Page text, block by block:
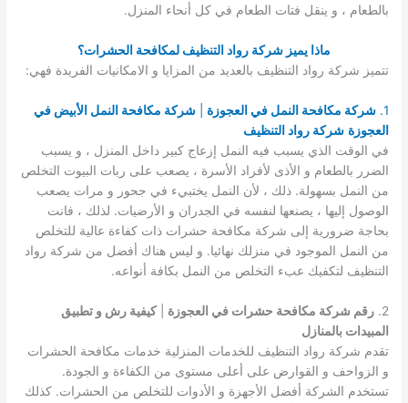
بالطعام ، و ينقل فتات الطعام في كل أنحاء المنزل.
ماذا يميز شركة رواد التنظيف لمكافحة الحشرات؟
تتميز شركة رواد التنظيف بالعديد من المزايا و الامكانيات الفريدة فهي:
1. شركة مكافحة النمل في العجوزة |شركة مكافحة النمل الأبيض في
العجوزة شركة رواد التنظيف
في الوقت الذي يسبب فيه النمل إزعاج كبير داخل المنزل ، و يسبب
الضرر بالطعام و الأذى لأفراد الأسرة ، يصعب على ربات البيوت التخلص
من النمل بسهولة. ذلك ، لأن النمل يختبيء في جحور و مرات يصعب
الوصول إليها ، يصنعها لنفسه في الجدران و الأرضيات. لذلك ، فانت
بحاجة ضرورية إلى شركة مكافحة حشرات ذات كفاءة عالية للتخلص
من النمل الموجود في منزلك نهائيا. و ليس هناك أفضل من شركة رواد
التنظيف لتكفيك عبء التخلص من النمل بكافة أنواعه.
2. رقم شركة مكافحة حشرات في العجوزة |كيفية رش و تطبيق
المبيدات بالمنازل
تقدم شركة رواد التنظيف للخدمات المنزلية خدمات مكافحة الحشرات
و الزواحف و القوارض على أعلى مستوى من الكفاءة و الجودة.
تستخدم الشركة أفضل الأجهزة و الأدوات للتخلص من الحشرات. كذلك